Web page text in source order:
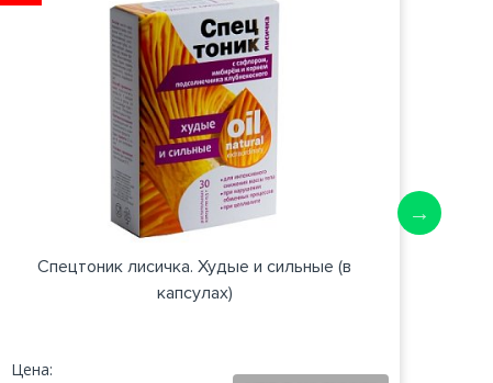
Спецтоник лисичка. Худые и сильные (в
капсулах)
Цена: